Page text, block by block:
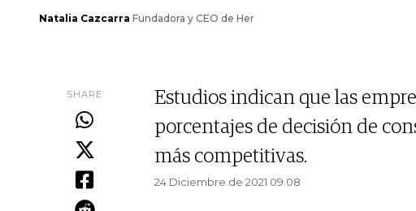
Natalia Cazcarra Fundadora y CEO de Her
SHARE
Estudios indican que las
porcentajes de decisión de
más competitivas.
24 Diciembre de 2021 09.08